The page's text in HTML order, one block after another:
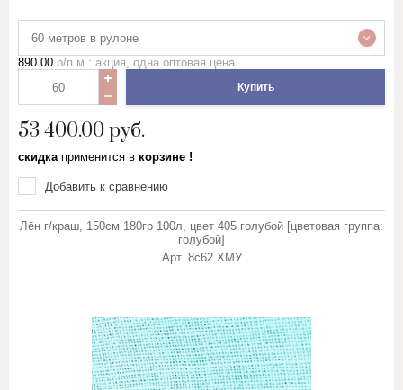
60 метров в рулоне
890.00 р/п.м.: акция, одна оптовая цена
Купить
53 400.00руб.
скидка применится в корзине !
Добавить к сравнению
Лён г/краш, 150см 180гр 100л, цвет 405 голубой [цветовая группа:
голубой]
Арт. 8с62 ХМУ